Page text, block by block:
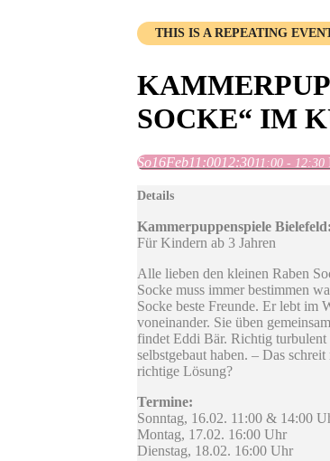
THIS IS A REPEATING
SOCKE“ IM
So16Feb11:0012:3011:00 - 12:30
Details
Kammerpuppenspiele
Für Kindern ab 3 Jahren
Alle lieben den kleinen Raben
Socke muss immer bestimmen
Socke beste Freunde. Er lebt im
voneinander. Sie üben
findet Eddi Bär. Richtig
selbstgebaut haben. – Das
richtige Lösung?
Termine:
Sonntag, 16.02. 11:00 & 14:00
Montag, 17.02. 16:00 Uhr
Dienstag, 18.02. 16:00 Uhr